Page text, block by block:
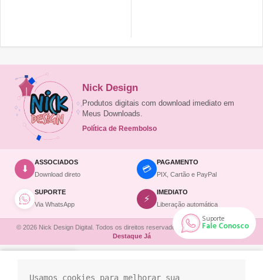
Suporte
Fale Conosco
Nick Design
Produtos digitais com download imediato em
Meus Downloads.
Política de Reembolso
⬇
ASSOCIADOS
Download direto
💳
PAGAMENTO
PIX, Cartão e PayPal
SUPORTE
Via WhatsApp
⚡
IMEDIATO
Liberação automática
© 2026 Nick Design Digital. Todos os direitos reservados. | Site desenvolvido por
Destaque Já
Usamos cookies para melhorar sua
desejos
Minha conta
Área de Membro
CanvaPlanos
Área de Membro